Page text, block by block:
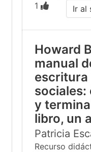
1
Ir al
Howard
manual
sociales:
y
libro, un
Patricia
Recurso